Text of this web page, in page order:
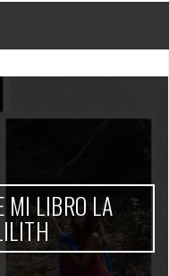
MI LIBRO LA